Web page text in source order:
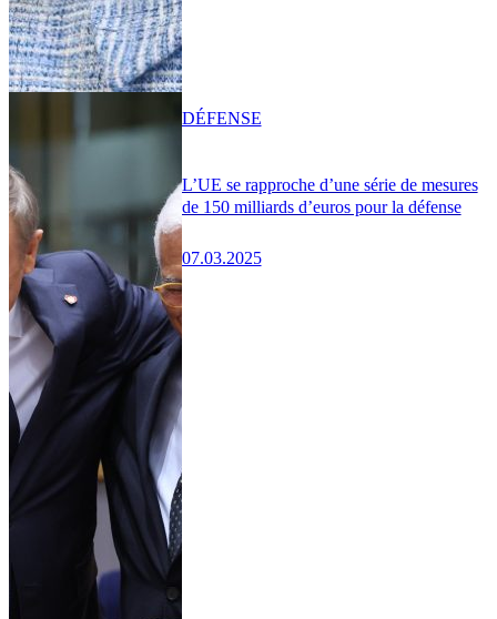
L’UE se rapproche d’une série de mesures
de 150 milliards d’euros pour la défense
07.03.2025
DÉFENSE